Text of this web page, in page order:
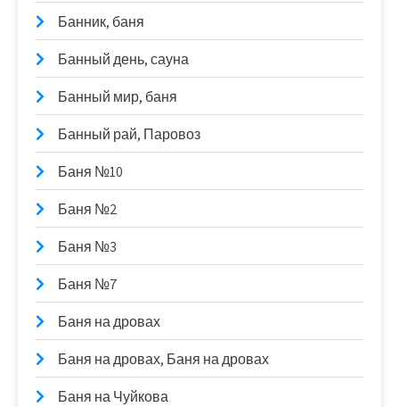
Банник, баня
Банный день, сауна
Банный мир, баня
Банный рай, Паровоз
Баня №10
Баня №2
Баня №3
Баня №7
Баня на дровах
Баня на дровах, Баня на дровах
Баня на Чуйкова